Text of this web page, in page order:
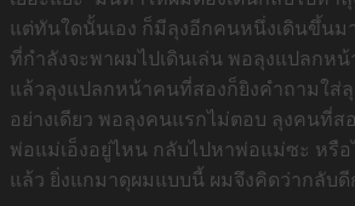
แต่ทันใดนั้นเอง ก็มีลุงอีกคนหนึ่งเดินขึ้นม
ที่กำลังจะพาผมไปเดินเล่น พอลุงแปลกห
แล้วลุงแปลกหน้าคนที่สองก็ยิงคำถามใส่
อย่างเดียว พอลุงคนแรกไม่ตอบ ลุงคนที่ส
พ่อแม่เอ็งอยู่ไหน กลับไปหาพ่อแม่ซะ หรื
แล้ว ยิ่งแกมาดุผมแบบนี้ ผมจึงคิดว่ากลับ